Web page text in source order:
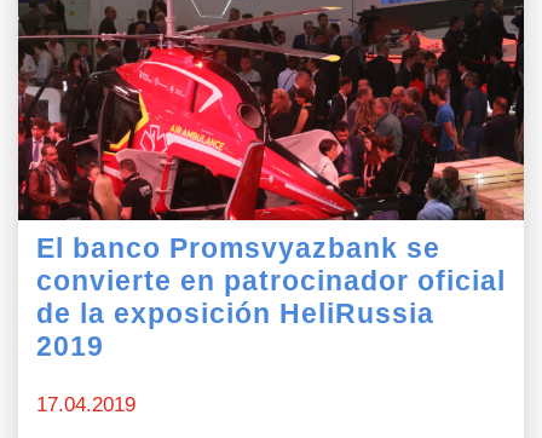
El banco Promsvyazbank se
convierte en patrocinador oficial
de la exposición HeliRussia
2019
17.04.2019